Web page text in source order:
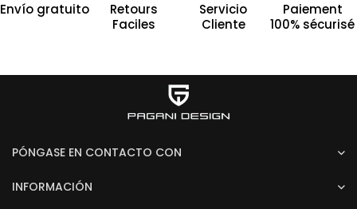
Envío gratuito
Retours
Faciles
Servicio
Cliente
Paiement
100% sécurisé
PÓNGASE EN CONTACTO CON
INFORMACIÓN